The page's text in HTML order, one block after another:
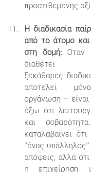
προστιθέμενης
Η διαδικασία
από το άτομο
στη δομή: Όταν
διαθέτει
ξεκάθαρες
αποτελεί
οργάνωση —
έξω ότι
και
καταλαβαίνει
“ένας
απόψεις, αλλά
η